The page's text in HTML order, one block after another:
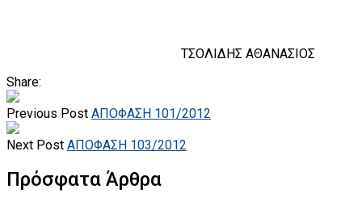
ΤΣΟΛΙΔΗΣ ΑΘΑΝΑΣΙΟΣ
Share:
Previous Post ΑΠΟΦΑΣΗ 101/2012
Next Post ΑΠΟΦΑΣΗ 103/2012
Πρόσφατα Άρθρα